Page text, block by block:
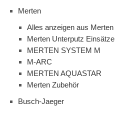
Merten
Alles anzeigen aus Merten
Merten Unterputz Einsätze
MERTEN SYSTEM M
M-ARC
MERTEN AQUASTAR
Merten Zubehör
Busch-Jaeger